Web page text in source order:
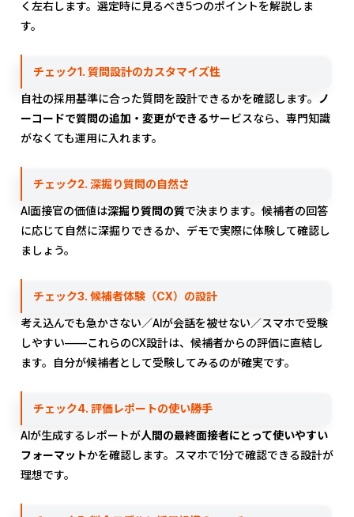
く左右します。選定時に見るべき5つのポイントを解説しま
す。
チェック1. 質問設計のカスタマイズ性
自社の採用基準に合った質問を設計できるかを確認します。 ノ
ーコードで質問の追加・変更ができるサービスなら、専門知識
がなくても運用に入れます。
チェック2. 深掘り質問の自然さ
AI面接官の価値は深掘り質問の質で決まります。候補者の回答
に応じて自然に深掘りできるか、デモで実際に体験して確認し
ましょう。
チェック3. 候補者体験（CX）の設計
考え込んでも急かさない／AIが会話を被せない／スマホで受験
しやすい——これらのCX設計は、候補者からの評価に直結し
ます。自分が候補者として受験してみるのが確実です。
チェック4. 評価レポートの使い勝手
AIが生成するレポートが人間の最終面接者にとって使いやすい
フォーマットかを確認します。スマホで1分で確認できる設計が
理想です。